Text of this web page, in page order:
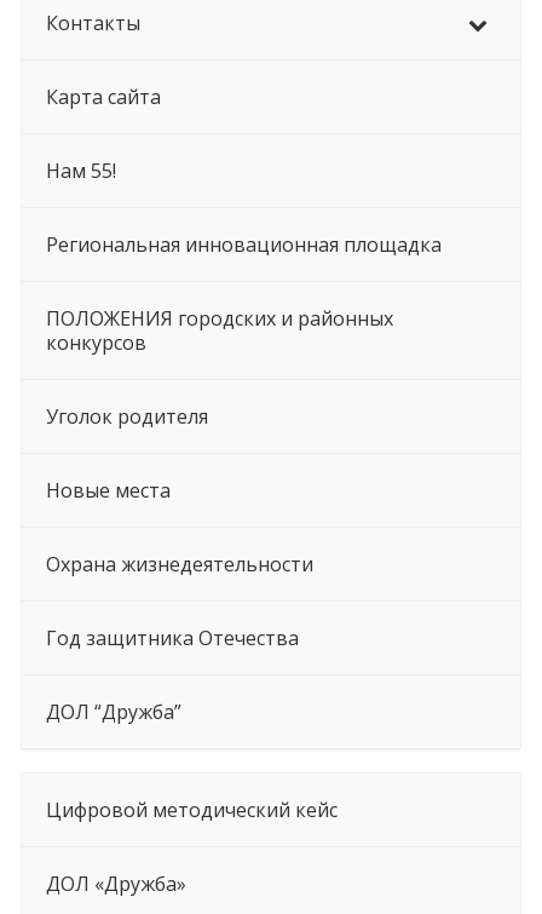
Контакты
Карта сайта
Нам 55!
Региональная инновационная площадка
ПОЛОЖЕНИЯ городских и районных
конкурсов
Уголок родителя
Новые места
Охрана жизнедеятельности
Год защитника Отечества
ДОЛ “Дружба”
Цифровой методический кейс
ДОЛ «Дружба»